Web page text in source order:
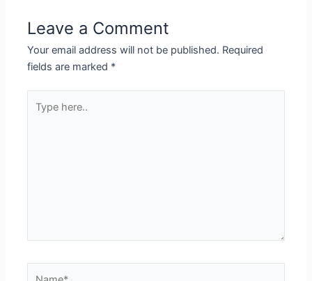
Leave a Comment
Your email address will not be published. Required
fields are marked *
here..